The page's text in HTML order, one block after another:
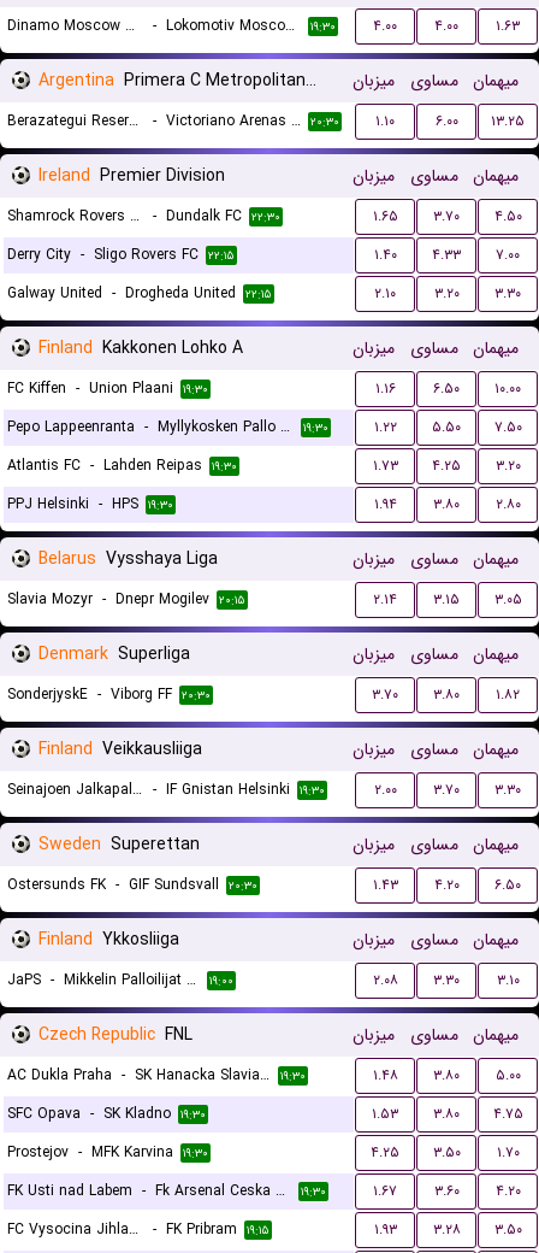
Dinamo Moscow U19 - Lokomotiv Moscow U19 ۱۹:۳۰ ۴.۰۰ ۴.۰۰ ۱.۶۳
Argentina Primera C Metropolitana Reserves میزبان مساوی میهمان
Berazategui Reserves - Victoriano Arenas Reserves ۲۰:۳۰ ۱.۱۰ ۶.۰۰ ۱۳.۲۵
Ireland Premier Division میزبان مساوی میهمان
Shamrock Rovers FC - Dundalk FC ۲۲:۳۰ ۱.۶۵ ۳.۷۰
۴.۵۰
Derry City - Sligo Rovers FC ۲۲:۱۵ ۱.۴۰ ۴.۳۳
۷.۰۰
Galway United - Drogheda United ۲۲:۱۵ ۲.۱۰ ۳.۲۰ ۳.۳۰
Finland Kakkonen Lohko A میزبان مساوی میهمان
FC Kiffen - Union Plaani ۱۹:۳۰ ۱.۱۶ ۶.۵۰
۱۰.۰۰
Pepo Lappeenranta - Myllykosken Pallo -47 ۱۹:۳۰ ۱.۲۲ ۵.۵۰
۷.۵۰
Atlantis FC - Lahden Reipas ۱۹:۳۰ ۱.۷۳ ۴.۲۵
۳.۲۰
PPJ Helsinki - HPS ۱۹:۳۰ ۱.۹۴ ۳.۸۰ ۲.۸۰
Belarus Vysshaya Liga میزبان مساوی میهمان
Slavia Mozyr - Dnepr Mogilev ۲۰:۱۵ ۲.۱۴ ۳.۱۵ ۳.۰۵
Denmark Superliga میزبان مساوی میهمان
SonderjyskE - Viborg FF ۲۰:۳۰ ۳.۷۰ ۳.۸۰ ۱.۸۲
Finland Veikkausliiga میزبان مساوی میهمان
Seinajoen Jalkapallokerho - IF Gnistan Helsinki ۱۹:۳۰ ۲.۰۰ ۳.۷۰ ۳.۳۰
Sweden Superettan میزبان مساوی میهمان
Ostersunds FK - GIF Sundsvall ۲۰:۳۰ ۱.۴۳ ۴.۲۰ ۶.۵۰
Finland Ykkosliiga میزبان مساوی میهمان
JaPS - Mikkelin Palloilijat MP ۱۹:۰۰ ۲.۰۸ ۳.۳۰ ۳.۱۰
Czech Republic FNL میزبان مساوی میهمان
AC Dukla Praha - SK Hanacka Slavia Kromeriz ۱۹:۳۰ ۱.۴۸ ۳.۸۰
۵.۰۰
SFC Opava - SK Kladno ۱۹:۳۰ ۱.۵۳ ۳.۸۰
۴.۷۵
Prostejov - MFK Karvina ۱۹:۳۰ ۴.۲۵ ۳.۵۰
۱.۷۰
FK Usti nad Labem - Fk Arsenal Ceska Lipa ۱۹:۳۰ ۱.۶۷ ۳.۶۰
۴.۲۰
FC Vysocina Jihlava
- FK Pribram ۱۹:۱۵ ۱.۹۳ ۳.۲۸ ۳.۵۰